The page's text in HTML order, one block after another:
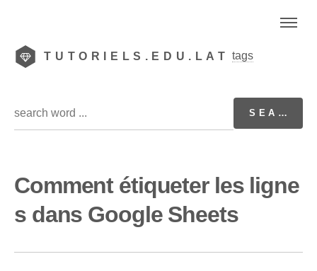
TUTORIELS.EDU.LAT tags
Comment étiqueter les ligne
s dans Google Sheets